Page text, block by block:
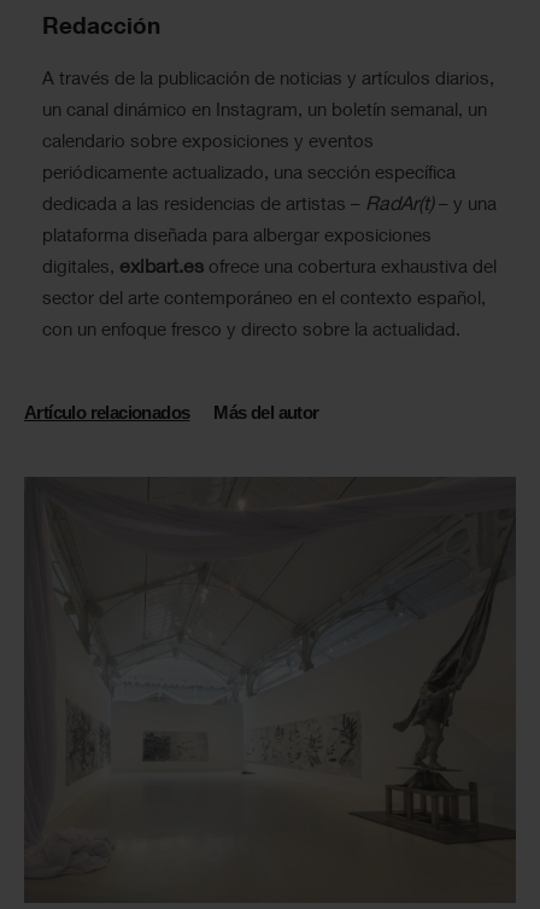
Redacción
A través de la publicación de noticias y artículos diarios,
un canal dinámico en Instagram, un boletín semanal, un
calendario sobre exposiciones y eventos
periódicamente actualizado, una sección específica
dedicada a las residencias de artistas – RadAr(t)– y una
plataforma diseñada para albergar exposiciones
digitales, exibart.es ofrece una cobertura exhaustiva del
sector del arte contemporáneo en el contexto español,
con un enfoque fresco y directo sobre la actualidad.
Artículo relacionados Más del autor